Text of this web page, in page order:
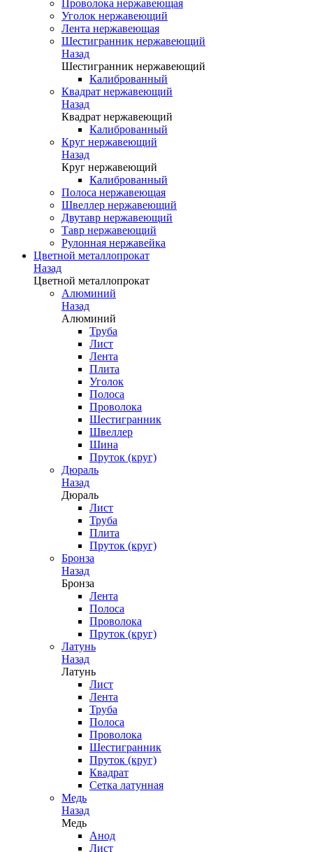
Проволока нержавеющая
Уголок нержавеющий
Лента нержавеющая
Шестигранник нержавеющий
Назад
Шестигранник нержавеющий
Калиброванный
Квадрат нержавеющий
Назад
Квадрат нержавеющий
Калиброванный
Круг нержавеющий
Назад
Круг нержавеющий
Калиброванный
Полоса нержавеющая
Швеллер нержавеющий
Двутавр нержавеющий
Тавр нержавеющий
Рулонная нержавейка
Цветной металлопрокат
Назад
Цветной металлопрокат
Алюминий
Назад
Алюминий
Труба
Лист
Лента
Плита
Уголок
Полоса
Проволока
Шестигранник
Швеллер
Шина
Пруток (круг)
Дюраль
Назад
Дюраль
Лист
Труба
Плита
Пруток (круг)
Бронза
Назад
Бронза
Лента
Полоса
Проволока
Пруток (круг)
Латунь
Назад
Латунь
Лист
Лента
Труба
Полоса
Проволока
Шестигранник
Пруток (круг)
Квадрат
Сетка латунная
Медь
Назад
Медь
Анод
Лист